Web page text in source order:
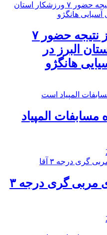
۲ مدال برنز نتیجه حضور ۷
البرز در
هانگژو
مسابفات المپیاد
کلاس تئوری مربی گری درجه ۳